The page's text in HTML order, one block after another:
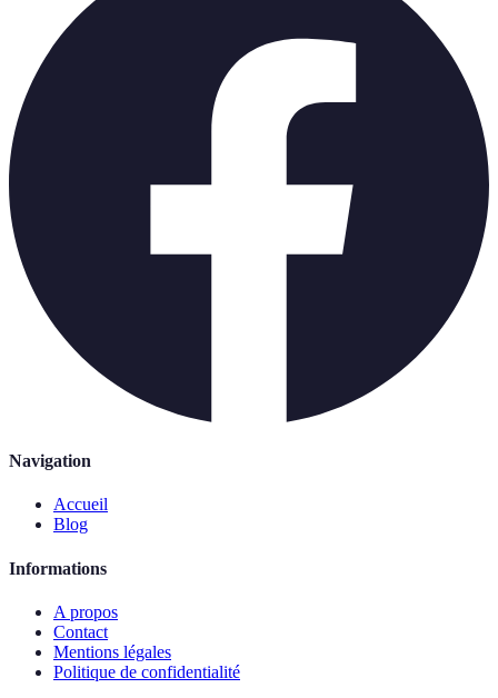
Navigation
Accueil
Blog
Informations
A propos
Contact
Mentions légales
Politique de confidentialité